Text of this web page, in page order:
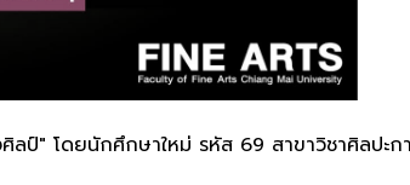
ป์" โดยนักศึกษาใหม่ รหัส 69 สาขาวิชาศิลปะก